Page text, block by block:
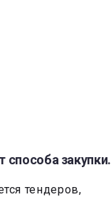
закупки.
тендеров,